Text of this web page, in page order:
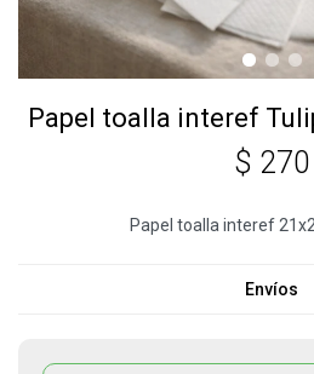
Papel toalla interef
$ 270
Papel toalla interef
Envíos